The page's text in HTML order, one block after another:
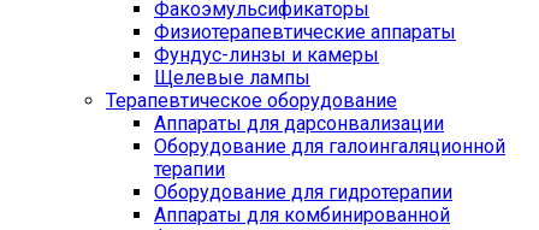
Факоэмульсификаторы
Физиотерапевтические аппараты
Фундус-линзы и камеры
Щелевые лампы
Терапевтическое оборудование
Аппараты для дарсонвализации
Оборудование для галоингаляционной
терапии
Оборудование для гидротерапии
Аппараты для комбинированной